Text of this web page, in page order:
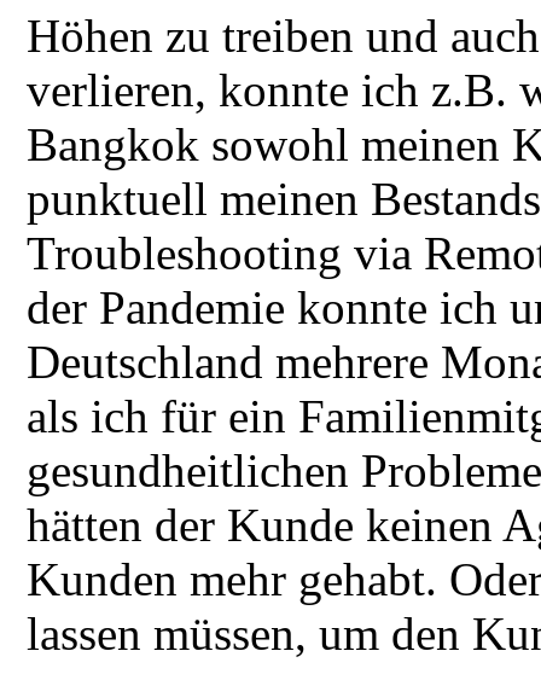
Höhen zu treiben und
verlieren, konnte ich z.B.
Bangkok sowohl meinen
punktuell meinen
Troubleshooting via
der Pandemie konnte ich
Deutschland mehrere
als ich für ein
gesundheitlichen
hätten der Kunde keinen
Kunden mehr gehabt.
lassen müssen, um den